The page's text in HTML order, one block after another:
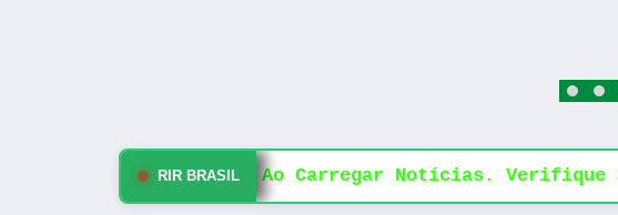
RIR BRASILErro Ao Carregar Notícias. Verifique